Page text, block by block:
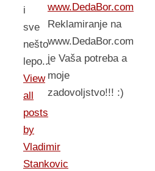
i
sve
nešto
lepo...
View
all
posts
by
Vladimir
Stankovic
www.DedaBor.com
Reklamiranje na
www.DedaBor.com
je Vaša potreba a
moje
zadovoljstvo!!! :)